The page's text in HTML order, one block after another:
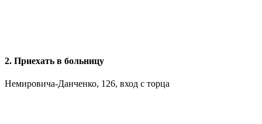
2. Приехать в больницу
Немировича-Данченко, 126, вход с торца